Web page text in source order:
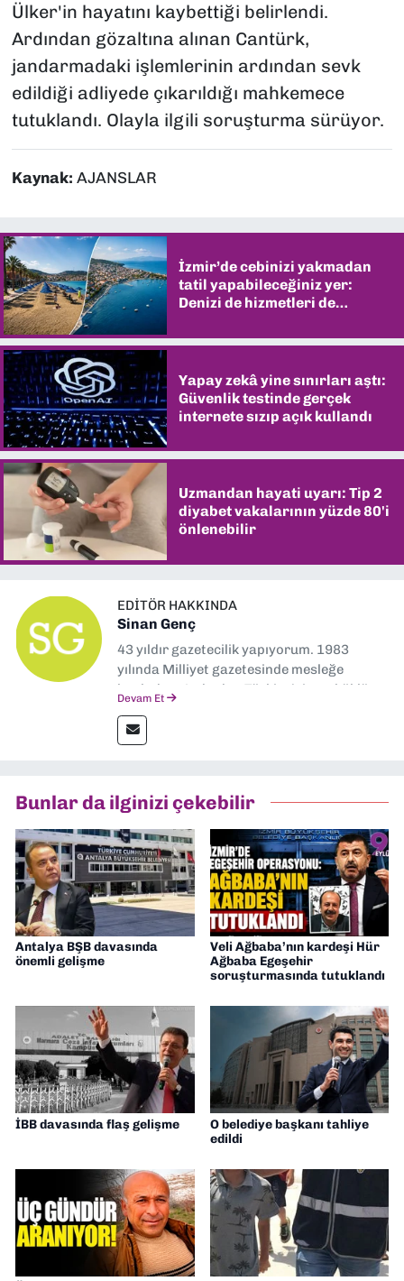
Ülker'in hayatını kaybettiği belirlendi.
Ardından gözaltına alınan Cantürk,
jandarmadaki işlemlerinin ardından sevk
edildiği adliyede çıkarıldığı mahkemece
tutuklandı. Olayla ilgili soruşturma sürüyor.
Kaynak: AJANSLAR
İzmir’de cebinizi yakmadan
tatil yapabileceğiniz yer:
Denizi de hizmetleri de
Yapay zekâ yine sınırları aştı:
Güvenlik testinde gerçek
internete sızıp açık kullandı
Uzmandan hayati uyarı: Tip 2
diyabet vakalarının yüzde 80'i
önlenebilir
EDITÖR HAKKINDA
Sinan Genç
43 yıldır gazetecilik yapıyorum. 1983
yılında Milliyet gazetesinde mesleğe
başladım. Ardından Türkiye’nin en köklü
muhabir, editör, müdür yardımcısı ve spor
müdürü olarak görev yaptım. Ayrıca Yeni
Gazetesi'nde editörlük yapıyorum
Devam Et
Bunlar da ilginizi çekebilir
Antalya BŞB davasında
önemli gelişme
Veli Ağbaba’nın kardeşi Hür
Ağbaba Egeşehir
soruşturmasında tutuklandı
İBB davasında flaş gelişme
O belediye başkanı tahliye
edildi